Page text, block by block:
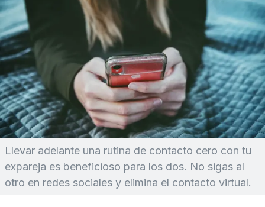
Llevar adelante una rutina de contacto cero con tu
expareja es beneficioso para los dos. No sigas al
otro en redes sociales y elimina el contacto virtual.